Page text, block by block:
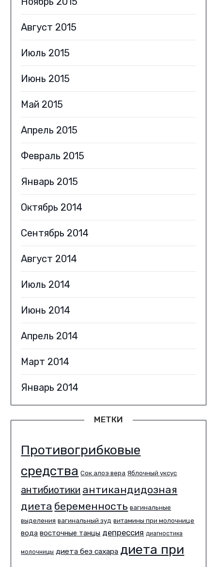
Август 2015
Июль 2015
Июнь 2015
Май 2015
Апрель 2015
Февраль 2015
Январь 2015
Октябрь 2014
Сентябрь 2014
Август 2014
Июль 2014
Июнь 2014
Апрель 2014
Март 2014
Январь 2014
МЕТКИ
Противогрибковые
средства Сок алоэ вера Яблочный уксус
антибиотики антикандидозная
диета беременность вагинальные
выделения вагинальный зуд витамины при молочнице
вода восточные танцы депрессия диагностика
молочницы диета без сахара диета при